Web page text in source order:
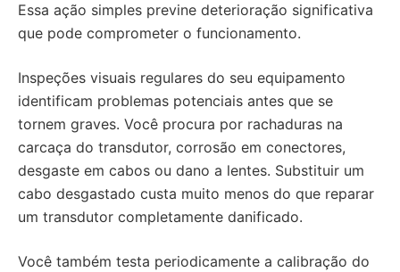
Essa ação simples previne deterioração significativa
que pode comprometer o funcionamento.
Inspeções visuais regulares do seu equipamento
identificam problemas potenciais antes que se
tornem graves. Você procura por rachaduras na
carcaça do transdutor, corrosão em conectores,
desgaste em cabos ou dano a lentes. Substituir um
cabo desgastado custa muito menos do que reparar
um transdutor completamente danificado.
Você também testa periodicamente a calibração do